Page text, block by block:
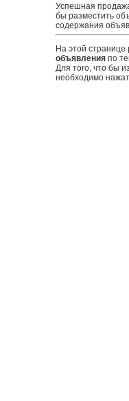
Успешная
бы разместить
содержания
На этой
объявленияпо
Для того, что бы
необходимо